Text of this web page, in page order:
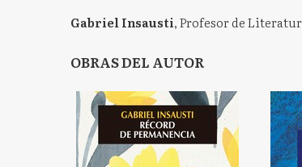
Gabriel Insausti, Profesor de
OBRAS DEL AUTOR